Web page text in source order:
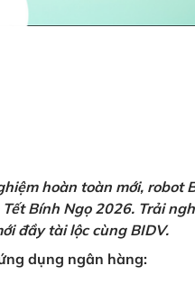
hoàn toàn mới, robot
Bính Ngọ 2026. Trải
đầy tài lộc cùng BIDV.
dụng ngân hàng: